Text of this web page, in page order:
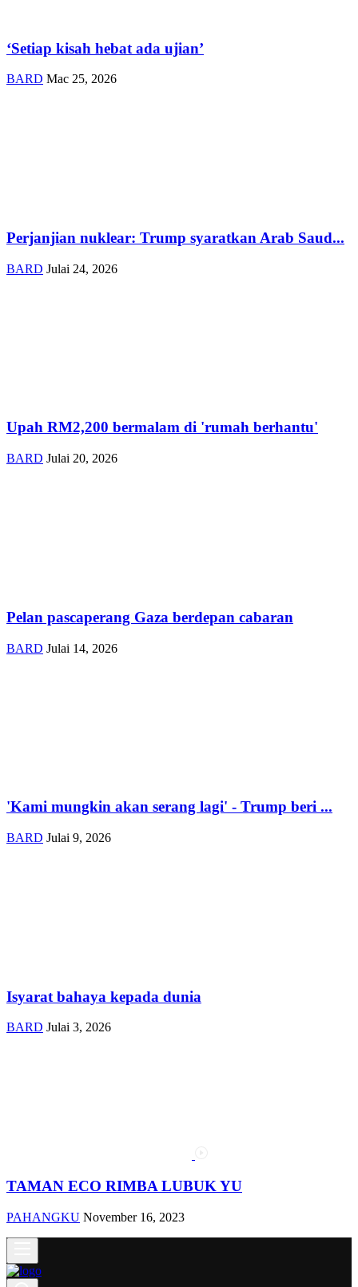
‘Setiap kisah hebat ada ujian’
BARD Mac 25, 2026
Perjanjian nuklear: Trump syaratkan Arab Saud...
BARD Julai 24, 2026
Upah RM2,200 bermalam di 'rumah berhantu'
BARD Julai 20, 2026
Pelan pascaperang Gaza berdepan cabaran
BARD Julai 14, 2026
'Kami mungkin akan serang lagi' - Trump beri ...
BARD Julai 9, 2026
Isyarat bahaya kepada dunia
BARD Julai 3, 2026
TAMAN ECO RIMBA LUBUK YU
PAHANGKU November 16, 2023